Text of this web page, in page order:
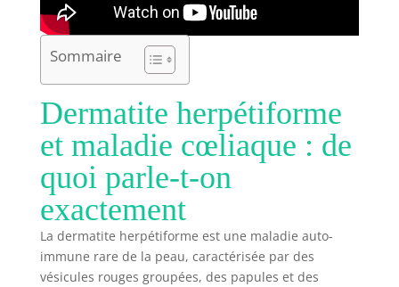
Sommaire
Dermatite herpétiforme
et maladie cœliaque : de
quoi parle-t-on
exactement
La dermatite herpétiforme est une maladie auto-
immune rare de la peau, caractérisée par des
vésicules rouges groupées, des papules et des